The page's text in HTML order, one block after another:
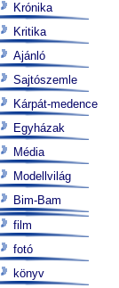
Krónika
Kritika
Ajánló
Sajtószemle
Kárpát-medence
Egyházak
Média
Modellvilág
Bim-Bam
film
fotó
könyv